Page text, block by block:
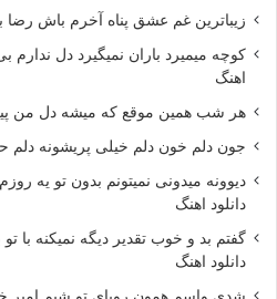
زیباترین غم عشق پناه آخرم باش رضا
کوچه میمیرد باران نمیگیرد دل ندارم
اهنگ
هر شب همین موقع که میشه دل من
جون دلم خون دلم خیلی پریشونه دلم
دیوونه میدونی نمیتونم بدون تو یه
دانلود اهنگ
گفتم بد و خوب تقدیر دیگه نمیکنه با
دانلود اهنگ